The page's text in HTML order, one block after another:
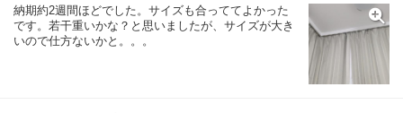
納期約2週間ほどでした。サイズも合っててよかった
です。若干重いかな？と思いましたが、サイズが大き
いので仕方ないかと。。。